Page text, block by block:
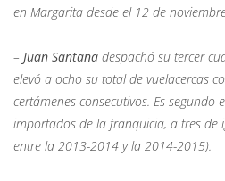
en Margarita desde el 12 de
– Juan Santana despachó su tercer
elevó a ocho su total de vuelacercas
certámenes consecutivos. Es segundo
importados de la franquicia, a tres
entre la 2013-2014 y la 2014-2015).